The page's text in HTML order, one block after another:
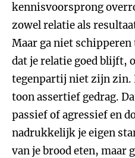
kennisvoorsprong
zowel relatie als
Maar ga niet
dat je relatie goed blijft,
tegenpartij niet zijn zin.
toon assertief gedrag.
passief of agressief en
nadrukkelijk je eigen
van je brood eten, maar